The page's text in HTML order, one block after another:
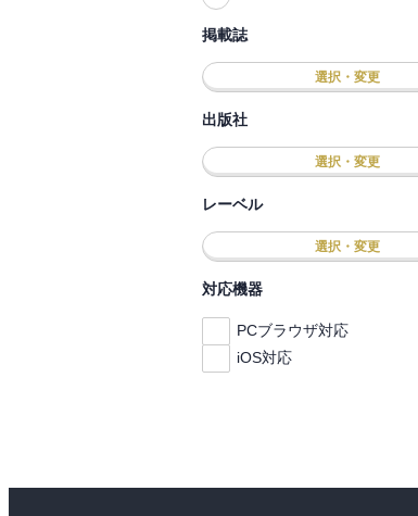
掲載誌
選択・変更
出版社
選択・変更
レーベル
選択・変更
対応機器
PCブラウザ対応
iOS対応